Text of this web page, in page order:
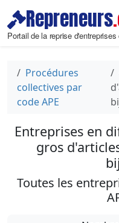
Repreneurs
Portail de la reprise
Procédures
collectives par
code APE
Entreprises en
gros
Toutes les